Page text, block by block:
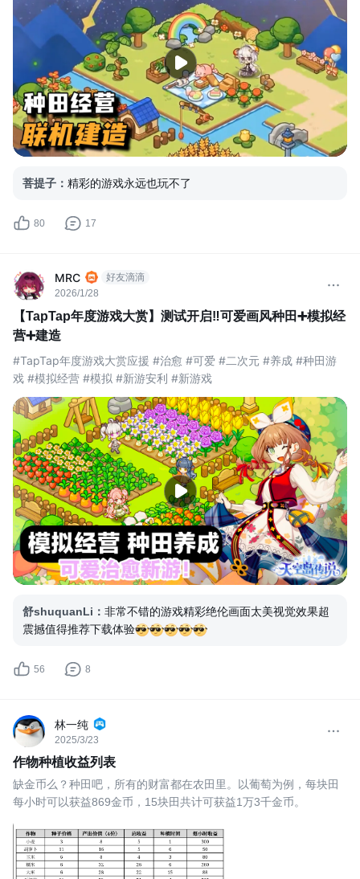
菩提子 ： 精彩的游戏永远也玩不了
80 17
MRC 好友滴滴
2026/1/28
【TapTap年度游戏大赏】测试开启‼️可爱画风种田➕模拟经
营➕建造
#TapTap年度游戏大赏应援 #治愈 #可爱 #二次元 #养成 #种田游
戏 #模拟经营 #模拟 #新游安利 #新游戏
舒shuquanLi ： 非常不错的游戏精彩绝伦画面太美视觉效果超
震撼值得推荐下载体验
56 8
林一纯
2025/3/23
作物种植收益列表
缺金币么？种田吧，所有的财富都在农田里。以葡萄为例，每块田
每小时可以获益869金币，15块田共计可获益1万3千金币。